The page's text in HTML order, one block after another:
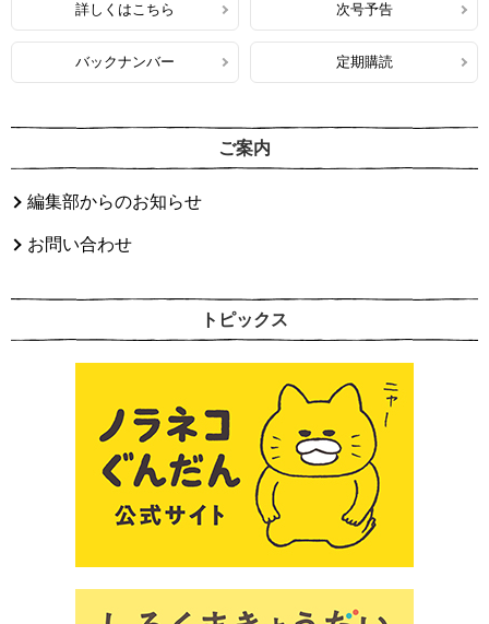
詳しくはこちら 次号予告
バックナンバー 定期購読
ご案内
編集部からのお知らせ
お問い合わせ
トピックス